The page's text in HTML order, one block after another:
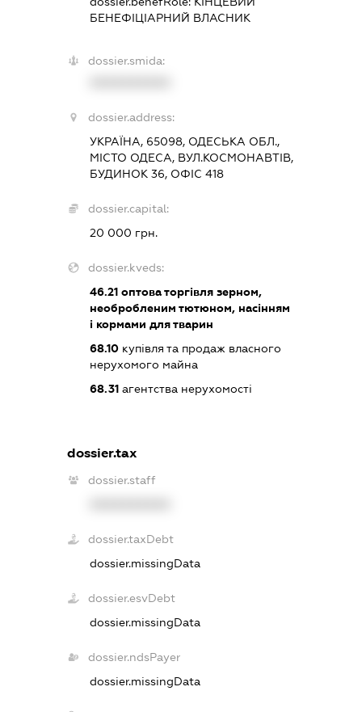
БЕНЕФІЦІАРНИЙ ВЛАСНИК
dossier.smida:
dossier.address:
УКРАЇНА, 65098, ОДЕСЬКА ОБЛ.,
МІСТО ОДЕСА, ВУЛ.КОСМОНАВТІВ,
БУДИНОК 36, ОФІС 418
dossier.capital:
20 000 грн.
dossier.kveds:
46.21 оптова торгівля зерном,
необробленим тютюном, насінням
і кормами для тварин
68.10 купівля та продаж власного
нерухомого майна
68.31 агентства нерухомості
dossier.tax
dossier.staff
dossier.taxDebt
dossier.missingData
dossier.esvDebt
dossier.missingData
dossier.ndsPayer
dossier.missingData